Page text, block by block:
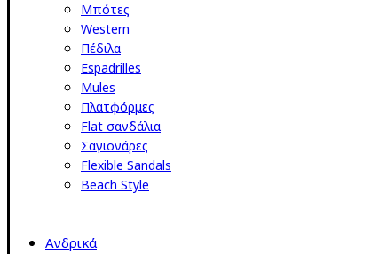
Μπότες
Western
Πέδιλα
Espadrilles
Mules
Πλατφόρμες
Flat σανδάλια
Σαγιονάρες
Flexible Sandals
Beach Style
Ανδρικά